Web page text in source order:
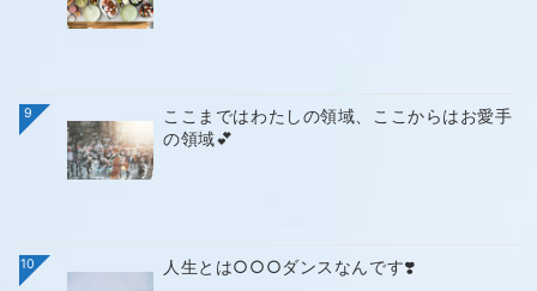
9
ここまではわたしの領域、ここからはお愛手
の領域💕
10 人生とは○○○ダンスなんです❣️